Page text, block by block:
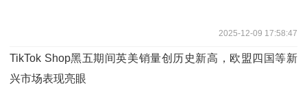
2025-12-09 17:58:47
TikTok Shop黑五期间英美销量创历史新高，欧盟四国等新
兴市场表现亮眼